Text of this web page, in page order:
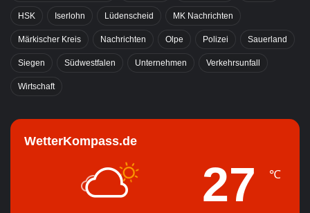
HSK Iserlohn Lüdenscheid MK Nachrichten
Märkischer Kreis Nachrichten Olpe Polizei Sauerland
Siegen Südwestfalen Unternehmen Verkehrsunfall
Wirtschaft
WetterKompass.de
27 ℃